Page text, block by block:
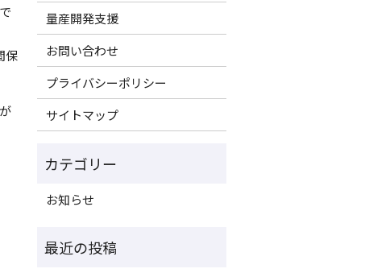
保
量産開発支援
お問い合わせ
プライバシーポリシー
サイトマップ
お知らせ